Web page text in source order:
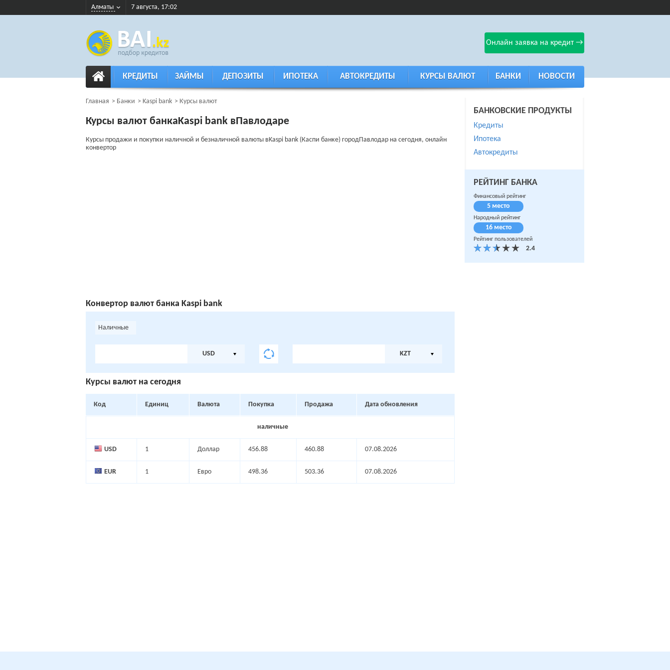
Алматы 7 августа, 17:02
Онлайн заявка на кредит →
КРЕДИТЫ ЗАЙМЫ ДЕПОЗИТЫ ИПОТЕКА АВТОКРЕДИТЫ КУРСЫ ВАЛЮТ БАНКИ НОВОСТИ
Главная Банки Kaspi bank Курсы валют
Курсы валют банкаKaspi bank вПавлодаре
Курсы продажи и покупки наличной и безналичной валюты вKaspi bank (Каспи банке) городПавлодар на сегодня, онлайн
конвертор
Конвертoр валют банка Kaspi bank
Наличные
USD KZT
Курсы валют на сегодня
Код Единиц Валюта Покупка Продажа Дата обновления
наличные
USD 1 Доллар 456.88 460.88 07.08.2026
EUR 1 Евро 498.36 503.36 07.08.2026
БАНКОВСКИЕ ПРОДУКТЫ
Кредиты
Ипотека
Автокредиты
РЕЙТИНГ БАНКА
Финансовый рейтинг
5 место
Народный рейтинг
16 место
Рейтинг пользователей